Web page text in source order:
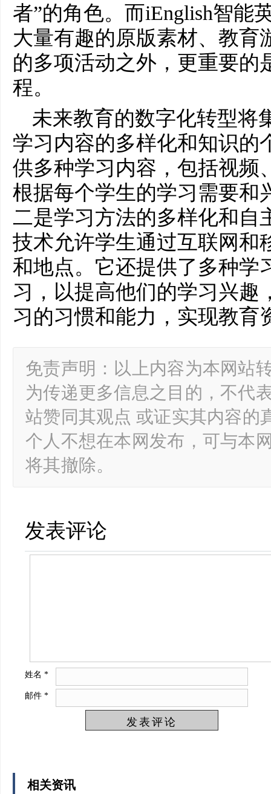
者”的角色。而iEnglish智能
大量有趣的原版素材、教育
的多项活动之外，更重要的
程。
未来教育的数字化转型将
学习 内容的多样化和知识的
供多种学习 内容，包括视频
根据每个学生的学习需要和
二是学习方法的多样化和自
技术允许学生通过互联网和
和地点。它还提供了多种学
习 ，以提高他们的学习兴趣
习的习惯和能力，实现教育
免责声明：以上内容为本网站
为传递更多信息之目的，不代
站赞同其观点 或证实其内容的
个人不想在本网发布，可与本
将其撤除。
发表评论
姓名 *
邮件 *
相关资讯